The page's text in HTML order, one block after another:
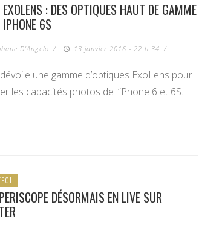
: DES OPTIQUES HAUT DE GAMME
6S
D'Angelo / 13 janvier 2016 - 22 h 34 /
une gamme d’optiques ExoLens pour
les capacités photos de l’iPhone 6 et 6S.
DÉSORMAIS EN LIVE SUR